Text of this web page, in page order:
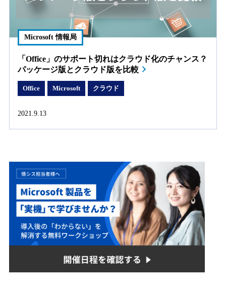
Microsoft 情報局
「Office」のサポート切れはクラウド化のチャンス？
パッケージ版とクラウド版を比較
Office Microsoft クラウド
2021.9.13